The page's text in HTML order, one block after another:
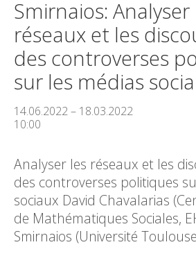
Smirnaios: Analyser
réseaux et les
des controverses
sur les médias
14.06.2022 – 18.03.2022
10:00
Analyser les réseaux et les
des controverses politiques
sociaux David Chavalarias
de Mathématiques Sociales,
Smirnaios (Université